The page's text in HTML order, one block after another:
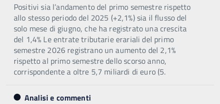
Positivi sia l’andamento del primo semestre rispetto
allo stesso periodo del 2025 (+2,1%) sia il flusso del
solo mese di giugno, che ha registrato una crescita
del 1,4% Le entrate tributarie erariali del primo
semestre 2026 registrano un aumento del 2,1%
rispetto al primo semestre dello scorso anno,
corrispondente a oltre 5,7 miliardi di euro (5.
Analisi e commenti